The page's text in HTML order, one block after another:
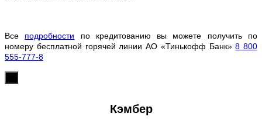
Все подробности по кредитованию вы можете получить по
номеру бесплатной горячей линии АО «Тинькофф Банк»8 800
555-777-8
Кэмбер